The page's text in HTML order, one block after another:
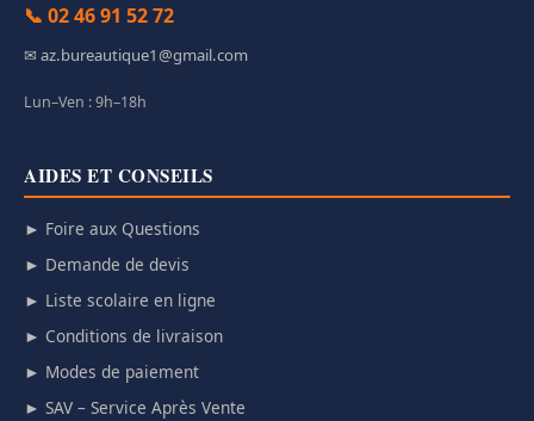
📞 02 46 91 52 72
✉ az.bureautique1@gmail.com
Lun–Ven : 9h–18h
AIDES ET CONSEILS
► Foire aux Questions
► Demande de devis
► Liste scolaire en ligne
► Conditions de livraison
► Modes de paiement
► SAV – Service Après Vente